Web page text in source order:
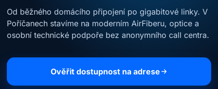
Od běžného domácího připojení po gigabitové linky. V
Poříčanech stavíme na moderním AirFiberu, optice a
osobní technické podpoře bez anonymního call centra.
Ověřit dostupnost na adrese